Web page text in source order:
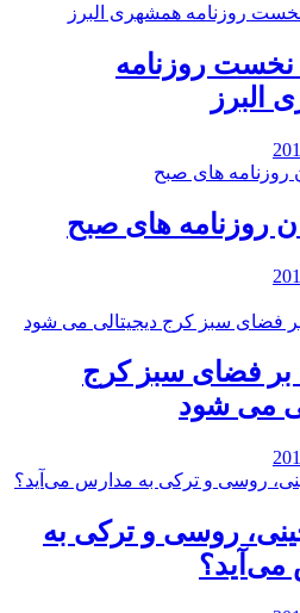
روزنامه‌
البرز
روزنامه های صبح
فضای سبز کرج
می شود
روسی و ترکی به